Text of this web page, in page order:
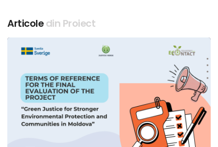
Articoledin Proiect